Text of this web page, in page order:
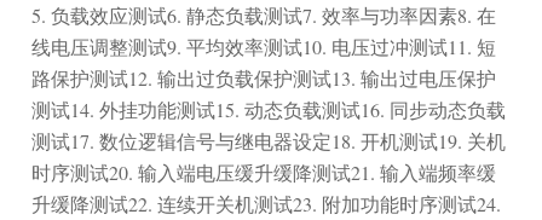
5. 负载效应测试6. 静态负载测试7. 效率与功率因素8. 在
线电压调整测试9. 平均效率测试10. 电压过冲测试11. 短
路保护测试12. 输出过负载保护测试13. 输出过电压保护
测试14. 外挂功能测试15. 动态负载测试16. 同步动态负载
测试17. 数位逻辑信号与继电器设定18. 开机测试19. 关机
时序测试20. 输入端电压缓升缓降测试21. 输入端频率缓
升缓降测试22. 连续开关机测试23. 附加功能时序测试24.